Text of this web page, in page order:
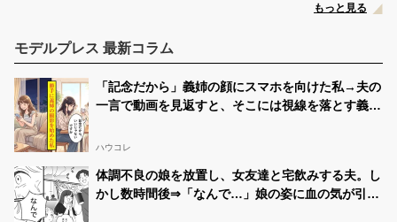
08/10 03:17:22
RT @runaaa1223 : 女子高生ミスコン2024、ベスト500に
選ばれました🎀 高校1年生のルナです💖 そして、第3次
多いとセミファイナル審査に進めます‼️ リポストをお願
いいたします😭💓 期間は8月18日22時…
大河内 良羽(りょうは)
@ryoha1230
RT@Non_06jk
した✨ 大分県 17歳 高校3年生 のん💖🌟 本日18:00〜3次
審査がスタートしました！！ このポストのリポスト数が
多くとれたらベスト100に選ばれ、セミファイナリスト
もっと見る
モデルプレス 最新コラム
「記念だから」義姉の顔にスマホを向けた私→夫の
一言で動画を見返すと、そこには視線を落とす義姉
ハウコレ
体調不良の娘を放置し、女友達と宅飲みする夫。し
かし数時間後⇒「なんで…」娘の姿に血の気が引い